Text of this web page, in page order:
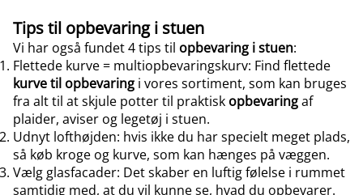
Tips til opbevaring i stuen
Vi har også fundet 4 tips til opbevaring i stuen:
Flettede kurve = multiopbevaringskurv: Find flettede
kurve til opbevaring i vores sortiment, som kan bruges
fra alt til at skjule potter til praktisk opbevaringaf
plaider, aviser og legetøj i stuen.
Udnyt lofthøjden: hvis ikke du har specielt meget plads,
så køb kroge og kurve, som kan hænges på væggen.
Vælg glasfacader: Det skaber en luftig følelse i rummet
samtidig med, at du vil kunne se, hvad du opbevarer.